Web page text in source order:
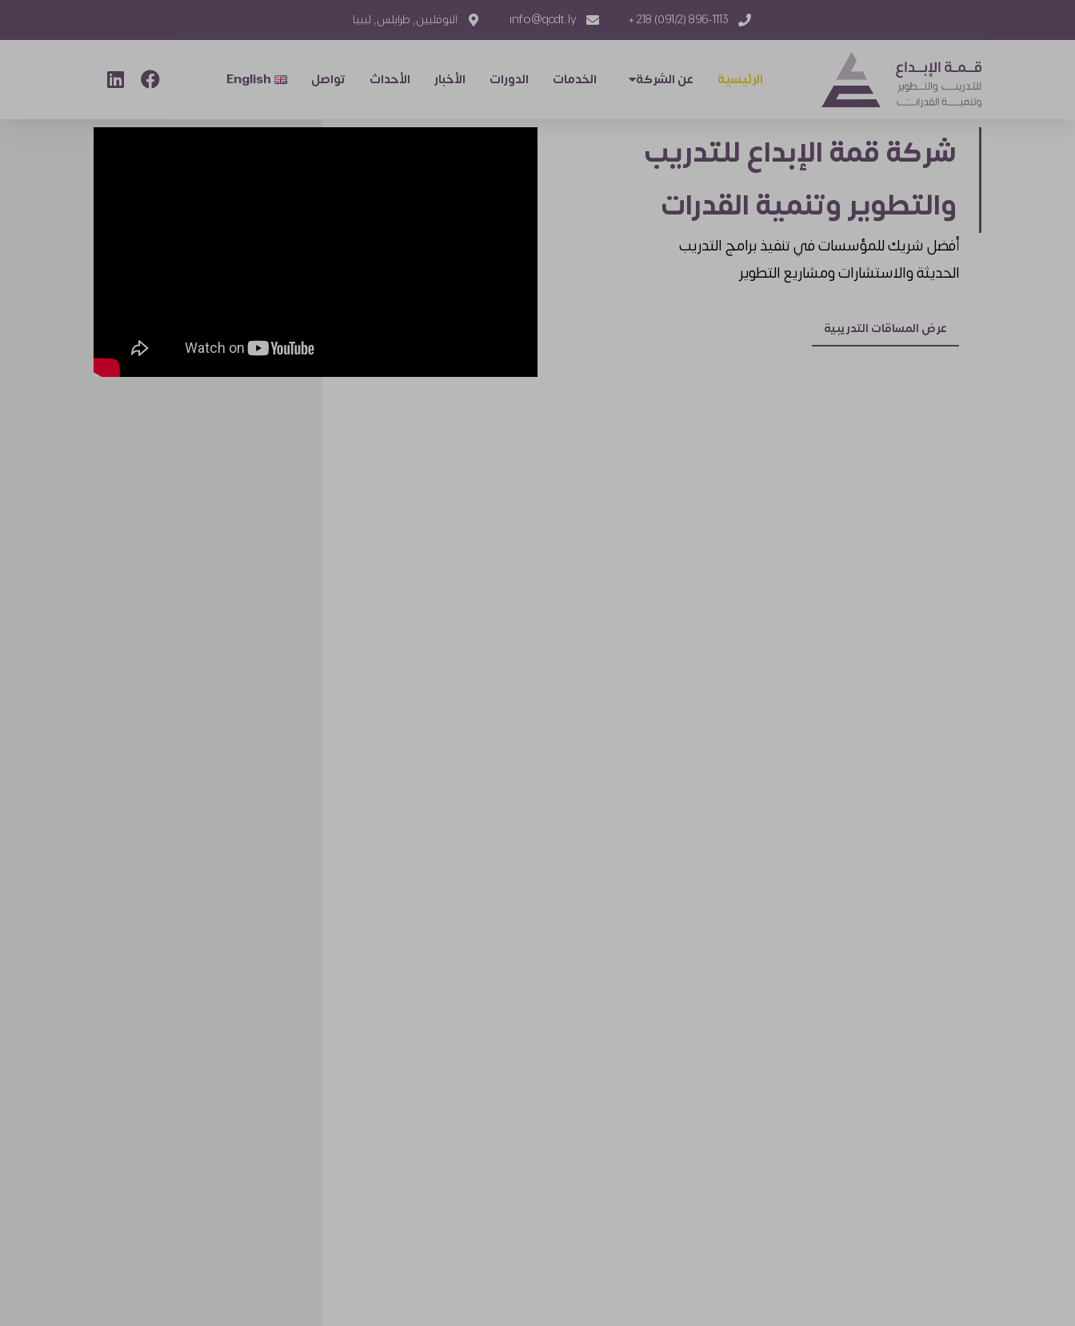
896-1113 (091/2) 218 +
info@qcdt.ly النوفليين, طرابلس, ليبيا
الرئيسية عن الشركة الخدمات الدورات الأخبار الأحداث تواصل English
شركة قمة الإبداع للتدريب
والتطوير وتنمية القدرات
أفضل شريك للمؤسسات في تنفيذ برامج التدريب
الحديثة والاستشارات ومشاريع التطوير
عرض المساقات التدريبية